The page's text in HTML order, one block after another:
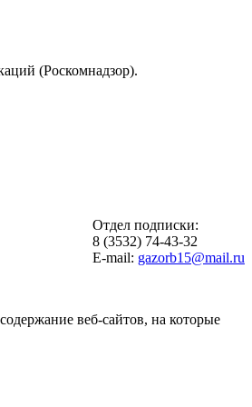
(Роскомнадзор).
Отдел подписки:
8 (3532) 74-43-32
E-mail: gazorb15@mail.ru
веб-сайтов, на которые